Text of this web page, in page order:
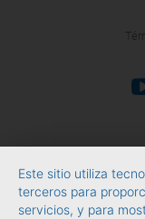
Este sitio utiliza
terceros para
servicios, y para